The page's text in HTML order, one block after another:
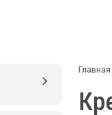
Главная